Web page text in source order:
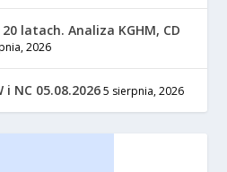
latach. Analiza KGHM, CD
2026
NC 05.08.2026 5 sierpnia, 2026